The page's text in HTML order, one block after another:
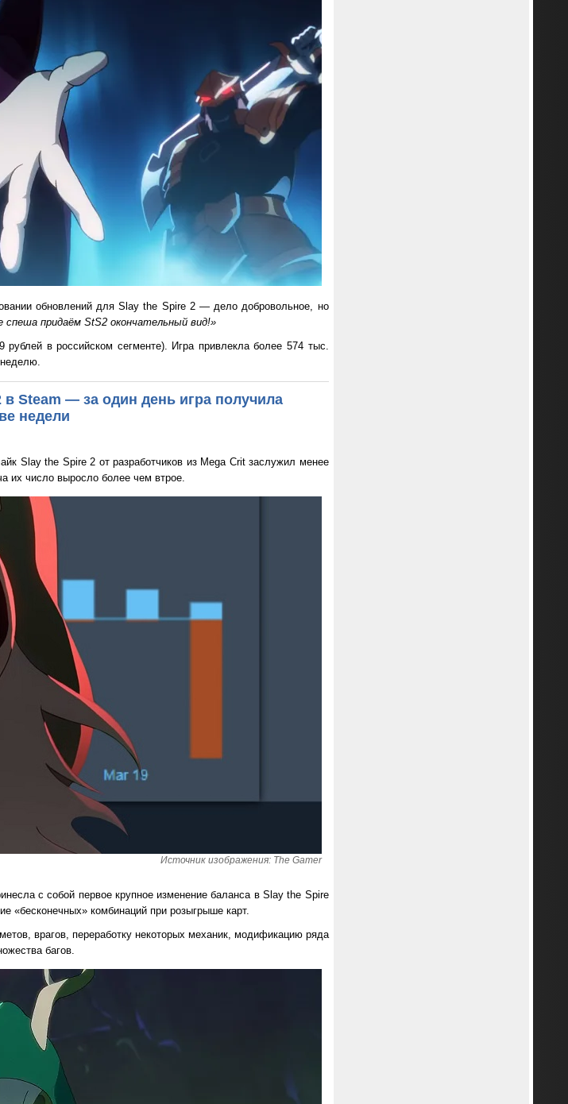
обновлений для Slay the Spire 2 — дело добровольное, но
придаём StS2 окончательный вид!»
рублей в российском сегменте). Игра привлекла более 574 тыс.
Steam — за один день игра получила
недели
Slay the Spire 2 от разработчиков из Mega Crit заслужил менее
их число выросло более чем втрое.
Источник изображения: The Gamer
с собой первое крупное изменение баланса в Slay the Spire
«бесконечных» комбинаций при розыгрыше карт.
врагов, переработку некоторых механик, модификацию ряда
багов.